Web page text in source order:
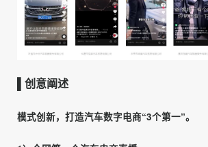
达上整体规范了品牌调性，更汇聚了大
抖音上的品牌整体排名冲到了全网第一